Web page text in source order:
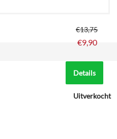
€13,75
€9,90
Details
Uitverkocht